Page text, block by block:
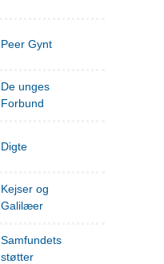
Peer Gynt
De unges
Forbund
Digte
Kejser og
Galilæer
Samfundets
støtter